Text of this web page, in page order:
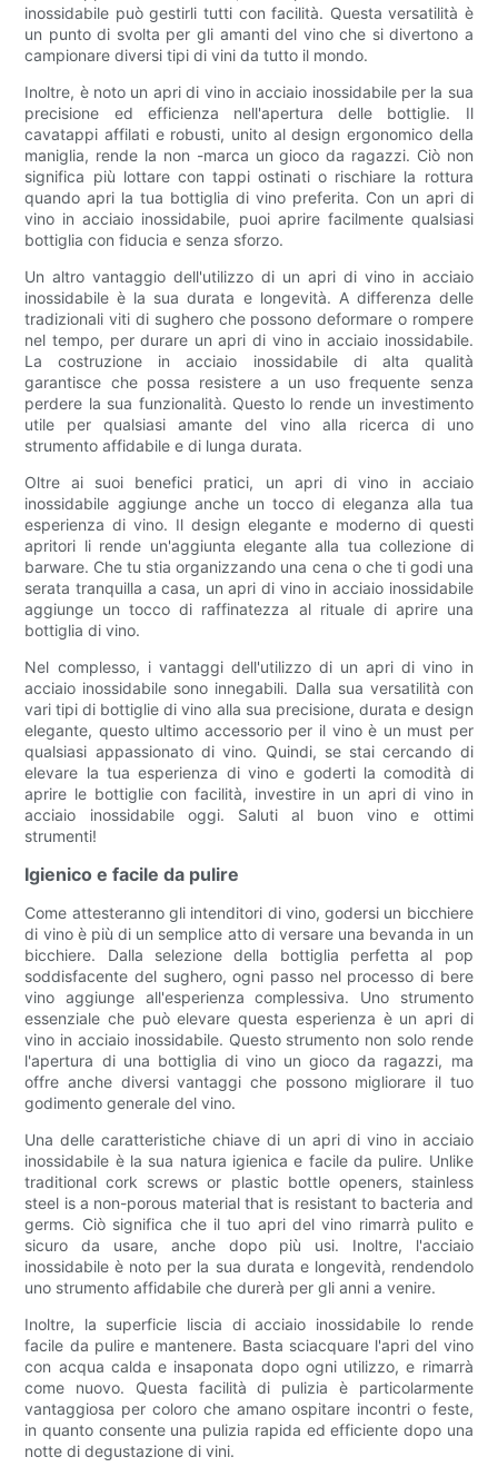
inossidabile può gestirli tutti con facilità. Questa versatilità è
un punto di svolta per gli amanti del vino che si divertono a
campionare diversi tipi di vini da tutto il mondo.
Inoltre, è noto un apri di vino in acciaio inossidabile per la sua
precisione ed efficienza nell'apertura delle bottiglie. Il
cavatappi affilati e robusti, unito al design ergonomico della
maniglia, rende la non -marca un gioco da ragazzi. Ciò non
significa più lottare con tappi ostinati o rischiare la rottura
quando apri la tua bottiglia di vino preferita. Con un apri di
vino in acciaio inossidabile, puoi aprire facilmente qualsiasi
bottiglia con fiducia e senza sforzo.
Un altro vantaggio dell'utilizzo di un apri di vino in acciaio
inossidabile è la sua durata e longevità. A differenza delle
tradizionali viti di sughero che possono deformare o rompere
nel tempo, per durare un apri di vino in acciaio inossidabile.
La costruzione in acciaio inossidabile di alta qualità
garantisce che possa resistere a un uso frequente senza
perdere la sua funzionalità. Questo lo rende un investimento
utile per qualsiasi amante del vino alla ricerca di uno
strumento affidabile e di lunga durata.
Oltre ai suoi benefici pratici, un apri di vino in acciaio
inossidabile aggiunge anche un tocco di eleganza alla tua
esperienza di vino. Il design elegante e moderno di questi
apritori li rende un'aggiunta elegante alla tua collezione di
barware. Che tu stia organizzando una cena o che ti godi una
serata tranquilla a casa, un apri di vino in acciaio inossidabile
aggiunge un tocco di raffinatezza al rituale di aprire una
bottiglia di vino.
Nel complesso, i vantaggi dell'utilizzo di un apri di vino in
acciaio inossidabile sono innegabili. Dalla sua versatilità con
vari tipi di bottiglie di vino alla sua precisione, durata e design
elegante, questo ultimo accessorio per il vino è un must per
qualsiasi appassionato di vino. Quindi, se stai cercando di
elevare la tua esperienza di vino e goderti la comodità di
aprire le bottiglie con facilità, investire in un apri di vino in
acciaio inossidabile oggi. Saluti al buon vino e ottimi
strumenti!
Igienico e facile da pulire
Come attesteranno gli intenditori di vino, godersi un bicchiere
di vino è più di un semplice atto di versare una bevanda in un
bicchiere. Dalla selezione della bottiglia perfetta al pop
soddisfacente del sughero, ogni passo nel processo di bere
vino aggiunge all'esperienza complessiva. Uno strumento
essenziale che può elevare questa esperienza è un apri di
vino in acciaio inossidabile. Questo strumento non solo rende
l'apertura di una bottiglia di vino un gioco da ragazzi, ma
offre anche diversi vantaggi che possono migliorare il tuo
godimento generale del vino.
Una delle caratteristiche chiave di un apri di vino in acciaio
inossidabile è la sua natura igienica e facile da pulire. Unlike
traditional cork screws or plastic bottle openers, stainless
steel is a non-porous material that is resistant to bacteria and
germs. Ciò significa che il tuo apri del vino rimarrà pulito e
sicuro da usare, anche dopo più usi. Inoltre, l'acciaio
inossidabile è noto per la sua durata e longevità, rendendolo
uno strumento affidabile che durerà per gli anni a venire.
Inoltre, la superficie liscia di acciaio inossidabile lo rende
facile da pulire e mantenere. Basta sciacquare l'apri del vino
con acqua calda e insaponata dopo ogni utilizzo, e rimarrà
come nuovo. Questa facilità di pulizia è particolarmente
vantaggiosa per coloro che amano ospitare incontri o feste,
in quanto consente una pulizia rapida ed efficiente dopo una
notte di degustazione di vini.